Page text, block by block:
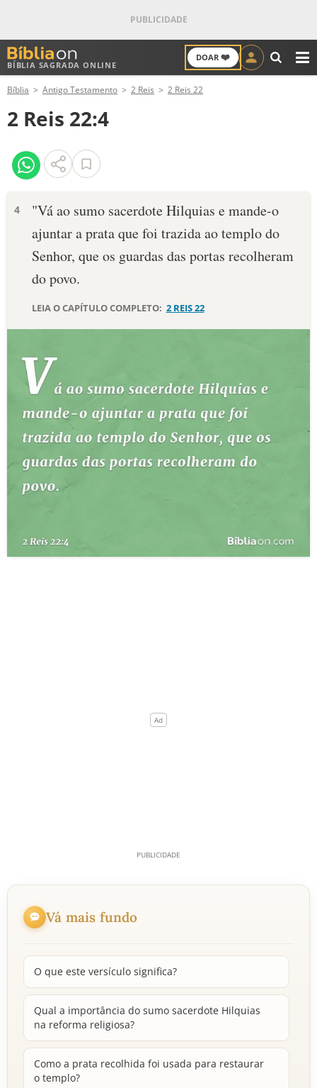
BÍBLIA SAGRADA ONLINE
DOAR ❤️
ANTIGO TESTAMENTO
NOVO TESTAMENTO
VERSÍCULOS
PALAVRA DO DIA
SALMO DO DIA
DEVOCIONAL DIÁRIO
ESTUDOS BÍBLICOS
ESBOÇOS DE PREGAÇÃO
PERGUNTE À BÍBLIA
QUEM SOMOS
Bíblia Antigo Testamento 2 Reis 2 Reis 22
2 Reis 22:4
4
"Vá ao sumo sacerdote Hilquias e mande-o
ajuntar a prata que foi trazida ao templo do
Senhor, que os guardas das portas recolheram
do povo.
LEIA O CAPÍTULO COMPLETO: 2 REIS 22
Vá mais fundo
O que este versículo significa?
Qual a importância do sumo sacerdote Hilquias
na reforma religiosa?
Como a prata recolhida foi usada para restaurar
o templo?